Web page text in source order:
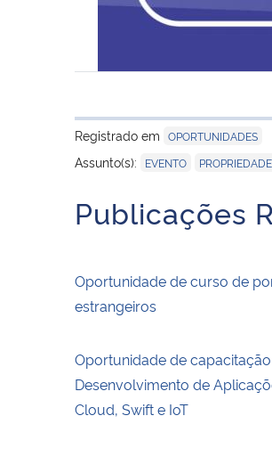
Registrado em OPORTUNIDADES
Assunto(s): EVENTO
Publicações
Oportunidade de curso de
estrangeiros
Oportunidade de
Desenvolvimento de
Cloud, Swift e IoT